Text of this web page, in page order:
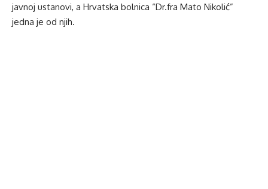
javnoj ustanovi, a Hrvatska bolnica “Dr.fra Mato Nikolić”
jedna je od njih.